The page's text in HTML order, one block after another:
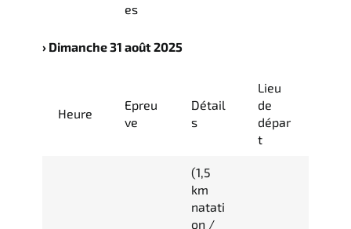
es
› Dimanche 31 août 2025
Heure
Epreu
ve
Détail
s
Lieu
de
dépar
t
(1,5
km
natati
on /